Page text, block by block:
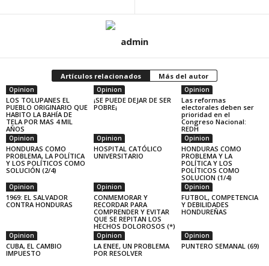
admin
Artículos relacionados Más del autor
Opinion
LOS TOLUPANES EL
PUEBLO ORIGINARIO QUE
HABITO LA BAHÍA DE
TELA POR MAS 4 MIL
AÑOS
Opinion
¡SE PUEDE DEJAR DE SER
POBRE¡
Opinion
Las reformas
electorales deben ser
prioridad en el
Congreso Nacional:
REDH
Opinion
HONDURAS COMO
PROBLEMA, LA POLÍTICA
Y LOS POLÍTICOS COMO
SOLUCIÓN (2/4)
Opinion
HOSPITAL CATÓLICO
UNIVERSITARIO
Opinion
HONDURAS COMO
PROBLEMA Y LA
POLÍTICA Y LOS
POLÍTICOS COMO
SOLUCION (1/4)
Opinion
1969: EL SALVADOR
CONTRA HONDURAS
Opinion
CONMEMORAR Y
RECORDAR PARA
COMPRENDER Y EVITAR
QUE SE REPITAN LOS
HECHOS DOLOROSOS (*)
Opinion
FUTBOL, COMPETENCIA
Y DEBILIDADES
HONDUREÑAS
Opinion
CUBA, EL CAMBIO
IMPUESTO
Opinion
LA ENEE, UN PROBLEMA
POR RESOLVER
Opinion
PUNTERO SEMANAL (69)